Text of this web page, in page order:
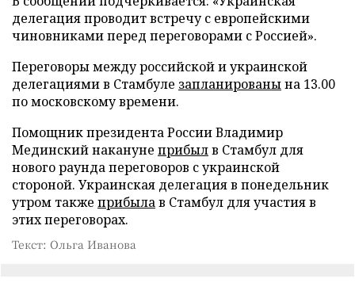
делегация проводит встречу с европейскими
чиновниками перед переговорами с Россией».
Переговоры между российской и украинской
делегациями в Стамбуле запланированына 13.00
по московскому времени.
Помощник президента России Владимир
Мединский накануне прибылв Стамбул для
нового раунда переговоров с украинской
стороной. Украинская делегация в понедельник
утром также прибылав Стамбул для участия в
этих переговорах.
Текст: Ольга Иванова